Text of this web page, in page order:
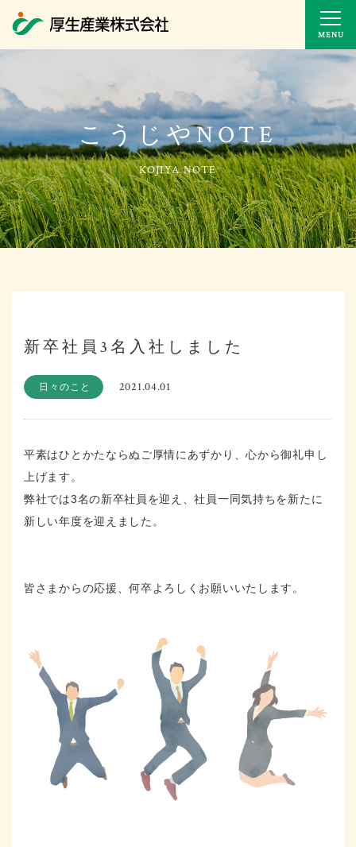
MENU
こうじやNOTE
新卒社員3名入社しました
日々のこと 2021.04.01
平素はひとかたならぬご厚情にあずかり、心から御礼申し
上げます。
弊社では3名の新卒社員を迎え、社員一同気持ちを新たに
新しい年度を迎えました。
皆さまからの応援、何卒よろしくお願いいたします。